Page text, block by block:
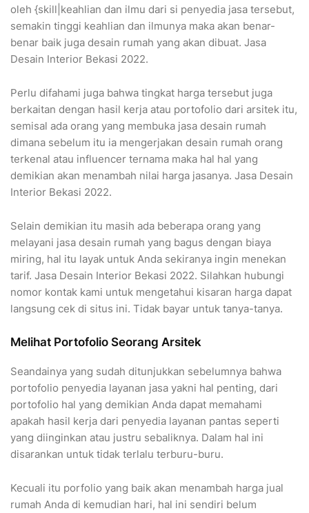
oleh {skill|keahlian dan ilmu dari si penyedia jasa tersebut,
semakin tinggi keahlian dan ilmunya maka akan benar-
benar baik juga desain rumah yang akan dibuat. Jasa
Desain Interior Bekasi 2022.
Perlu difahami juga bahwa tingkat harga tersebut juga
berkaitan dengan hasil kerja atau portofolio dari arsitek itu,
semisal ada orang yang membuka jasa desain rumah
dimana sebelum itu ia mengerjakan desain rumah orang
terkenal atau influencer ternama maka hal hal yang
demikian akan menambah nilai harga jasanya. Jasa Desain
Interior Bekasi 2022.
Selain demikian itu masih ada beberapa orang yang
melayani jasa desain rumah yang bagus dengan biaya
miring, hal itu layak untuk Anda sekiranya ingin menekan
tarif. Jasa Desain Interior Bekasi 2022. Silahkan hubungi
nomor kontak kami untuk mengetahui kisaran harga dapat
langsung cek di situs ini. Tidak bayar untuk tanya-tanya.
Melihat Portofolio Seorang Arsitek
Seandainya yang sudah ditunjukkan sebelumnya bahwa
portofolio penyedia layanan jasa yakni hal penting, dari
portofolio hal yang demikian Anda dapat memahami
apakah hasil kerja dari penyedia layanan pantas seperti
yang diinginkan atau justru sebaliknya. Dalam hal ini
disarankan untuk tidak terlalu terburu-buru.
Kecuali itu porfolio yang baik akan menambah harga jual
rumah Anda di kemudian hari, hal ini sendiri belum